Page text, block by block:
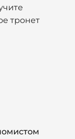
тронет